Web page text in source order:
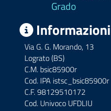
Grado
Informazioni
Via G. G. Morando, 13
Lograto (BS)
C.M. bsic85900r
Cod. IPA istsc_bsic85900r
C.F. 98129510172
Cod. Univoco UFDLIU